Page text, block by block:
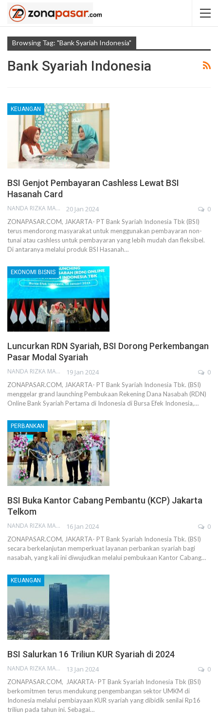
Browsing Tag: "Bank Syariah Indonesia"
Bank Syariah Indonesia
KEUANGAN
BSI Genjot Pembayaran Cashless Lewat BSI
Hasanah Card
NANDA RIZKA MAHENDRA 20 Jan 2024 0
ZONAPASAR.COM, JAKARTA- PT Bank Syariah Indonesia Tbk (BSI)
terus mendorong masyarakat untuk menggunakan pembayaran non-
tunai atau cashless untuk pembayaran yang lebih mudah dan fleksibel.
Di antaranya melalui produk BSI Hasanah…
EKONOMI BISNIS
Luncurkan RDN Syariah, BSI Dorong Perkembangan
Pasar Modal Syariah
NANDA RIZKA MAHENDRA 19 Jan 2024 0
ZONAPASAR.COM, JAKARTA- PT Bank Syariah Indonesia Tbk. (BSI)
menggelar grand launching Pembukaan Rekening Dana Nasabah (RDN)
Online Bank Syariah Pertama di Indonesia di Bursa Efek Indonesia,…
PERBANKAN
BSI Buka Kantor Cabang Pembantu (KCP) Jakarta
Telkom
NANDA RIZKA MAHENDRA 16 Jan 2024 0
ZONAPASAR.COM, JAKARTA- PT Bank Syariah Indonesia Tbk. (BSI)
secara berkelanjutan memperkuat layanan perbankan syariah bagi
nasabah, yang kali ini diwujudkan melalui pembukaan Kantor Cabang…
KEUANGAN
BSI Salurkan 16 Triliun KUR Syariah di 2024
NANDA RIZKA MAHENDRA 13 Jan 2024 0
ZONAPASAR.COM, JAKARTA- PT Bank Syariah Indonesia Tbk (BSI)
berkomitmen terus mendukung pengembangan sektor UMKM di
Indonesia melalui pembiayaan KUR syariah yang dibidik senilai Rp16
triliun pada tahun ini. Sebagai…